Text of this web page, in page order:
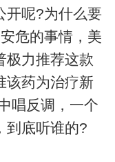
开呢?为什么要
危的事情，美
极力推荐这款
该药为治疗新
唱反调，一个
到底听谁的?